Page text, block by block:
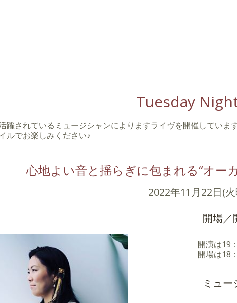
Tuesday
躍されているミュージシャンによりますライヴを開催してい
ルでお楽しみください♪
心地よい音と揺らぎに包まれる“オー
2022年11月22日(
開場／
開演は19
開場は18
ミュ